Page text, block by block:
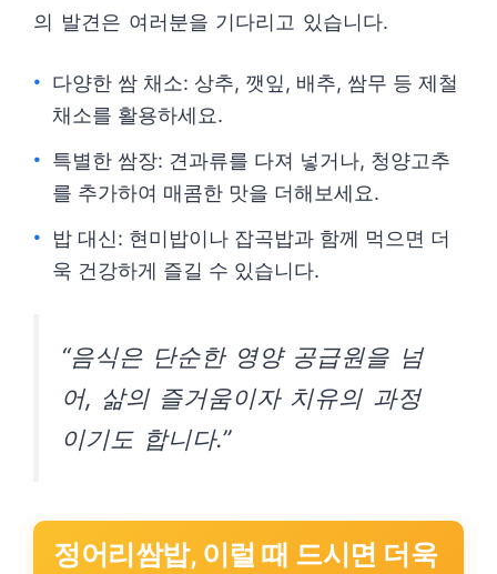
의 발견은 여러분을 기다리고 있습니다.
다양한 쌈 채소: 상추, 깻잎, 배추, 쌈무 등 제철
채소를 활용하세요.
특별한 쌈장: 견과류를 다져 넣거나, 청양고추
를 추가하여 매콤한 맛을 더해보세요.
밥 대신: 현미밥이나 잡곡밥과 함께 먹으면 더
욱 건강하게 즐길 수 있습니다.
“음식은 단순한 영양 공급원을 넘
어, 삶의 즐거움이자 치유의 과정
이기도 합니다.”
정어리쌈밥, 이럴 때 드시면 더욱